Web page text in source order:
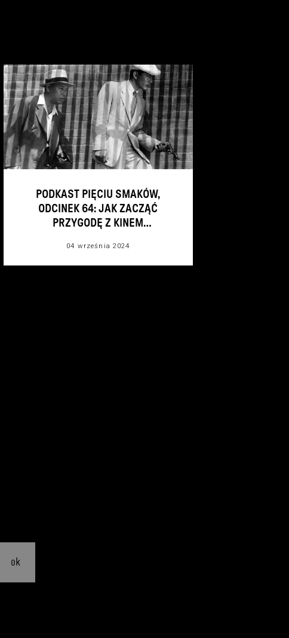
PODKAST PIĘCIU SMAKÓW,
ODCINEK 64: JAK ZACZĄĆ
PRZYGODĘ Z KINEM
04 września 2024
ok